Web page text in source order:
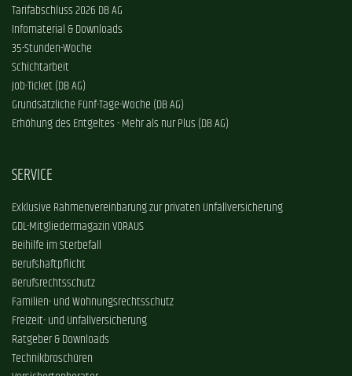
Tarifabschluss 2026 DB AG
Infomaterial & Downloads
35-Stunden-Woche
Schichtarbeit
Job-Ticket (DB AG)
Grundsätzliche Fünf-Tage-Woche (DB AG)
Erhöhung des Entgeltes - Mehr als nur Plus (DB AG)
SERVICE
Exklusive Rahmenvereinbarung zur privaten Unfallversicherung
GDL-Mitgliedermagazin VORAUS
Beihilfe im Sterbefall
Berufshaftpflicht
Berufsrechtsschutz
Familien- und Wohnungsrechtsschutz
Freizeit- und Unfallversicherung
Ratgeber & Downloads
Technikbroschüren